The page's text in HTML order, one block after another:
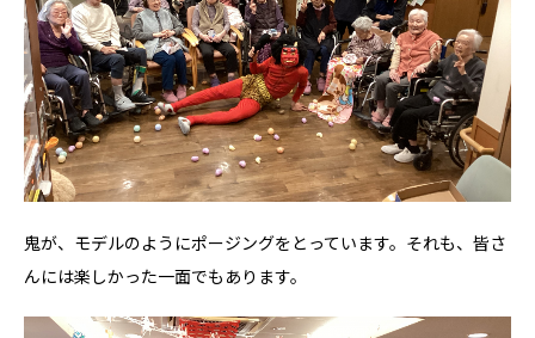
鬼が、モデルのようにポージングをとっています。それも、皆さ
んには楽しかった一面でもあります。